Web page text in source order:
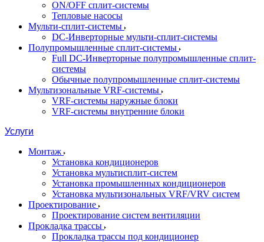
ON/OFF сплит-системы
Тепловые насосы
Мульти-сплит-системы
DC-Инверторные мульти-сплит-системы
Полупромышленные сплит-системы
Full DC-Инверторные полупромышленные сплит-
системы
Обычные полупромышленные сплит-системы
Мультизональные VRF-системы
VRF-системы наружные блоки
VRF-системы внутренние блоки
Услуги
Монтаж
Установка кондиционеров
Установка мультисплит-систем
Установка промышленных кондиционеров
Установка мультизональных VRF/VRV систем
Проектирование
Проектирование систем вентиляции
Прокладка трассы
Прокладка трассы под кондиционер